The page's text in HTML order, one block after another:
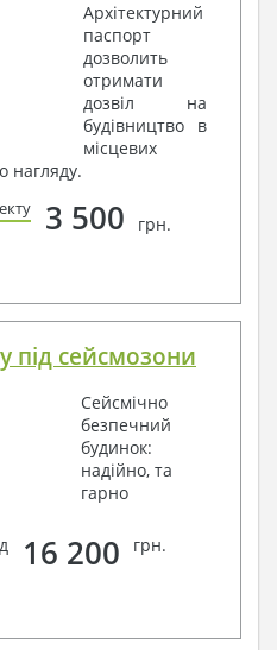
Архітектурний
паспорт
дозволить
отримати
дозвіл на
будівництво в
місцевих
нагляду.
3 500 грн.
під сейсмозони
Сейсмічно
безпечний
будинок:
надійно, та
гарно
16 200 грн.